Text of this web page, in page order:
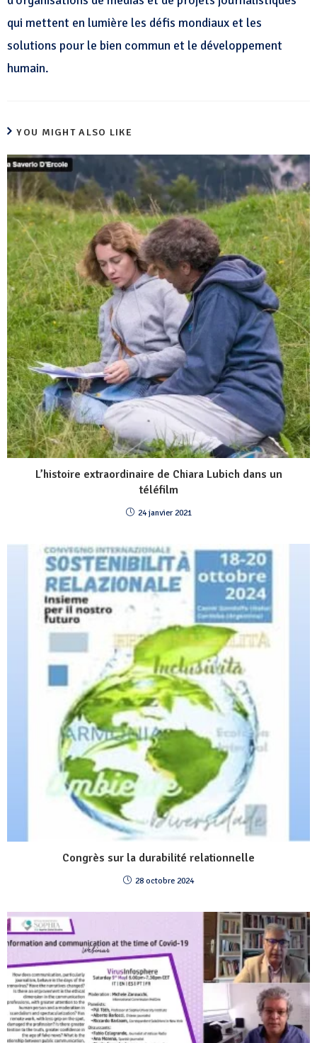
qui mettent en lumière les défis mondiaux et les
solutions pour le bien commun et le développement
humain.
YOU MIGHT ALSO LIKE
L’histoire extraordinaire de Chiara Lubich dans un
téléfilm
24 janvier 2021
Congrès sur la durabilité relationnelle
28 octobre 2024